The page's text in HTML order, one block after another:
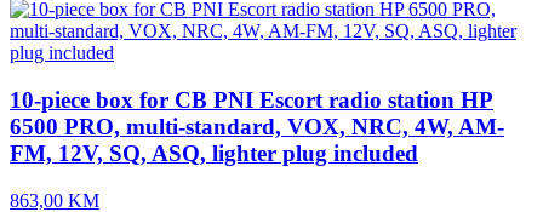
10-piece box for CB PNI Escort radio station HP
6500 PRO, multi-standard, VOX, NRC, 4W, AM-
FM, 12V, SQ, ASQ, lighter plug included
863,00 KM